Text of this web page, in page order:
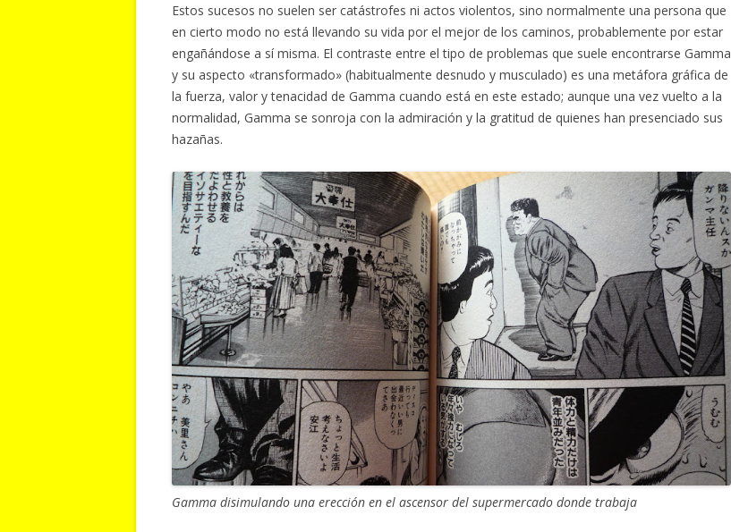
Estos sucesos no suelen ser catástrofes ni actos violentos, sino normalmente una persona que
en cierto modo no está llevando su vida por el mejor de los caminos, probablemente por estar
engañándose a sí misma. El contraste entre el tipo de problemas que suele encontrarse Gamma
y su aspecto «transformado» (habitualmente desnudo y musculado) es una metáfora gráfica de
la fuerza, valor y tenacidad de Gamma cuando está en este estado; aunque una vez vuelto a la
normalidad, Gamma se sonroja con la admiración y la gratitud de quienes han presenciado sus
hazañas.
Gamma disimulando una erección en el ascensor del supermercado donde trabaja